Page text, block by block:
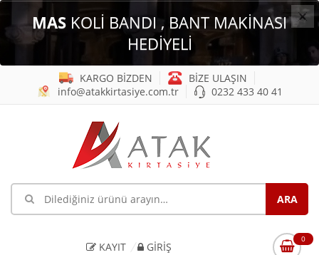
×
MAS KOLİ BANDI , BANT MAKİNASI
HEDİYELİ
KARGO BİZDEN
BİZE ULAŞIN
info@atakkirtasiye.com.tr
0232 433 40 41
KAYIT GIRIŞ
0